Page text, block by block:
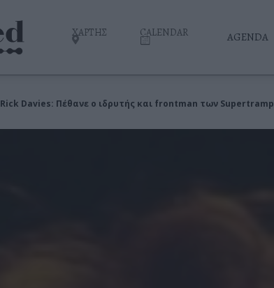
ΧΑΡΤΗΣ CALENDAR AGENDA
Rick Davies: Πέθανε ο ιδρυτής και frontman των Supertramp